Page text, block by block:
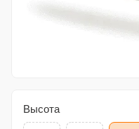
Высота